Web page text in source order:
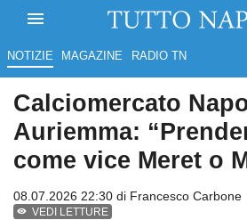
NOTIZIE MAGAZINE RADIO TN
Calciomercato
Auriemma:
come vice Meret o
08.07.2026 22:30 di Francesco Carbone
VEDI LETTURE